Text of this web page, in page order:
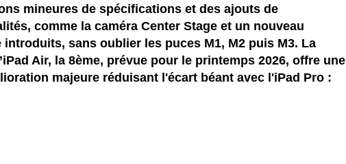
mineures de spécifications et des ajouts de
comme la caméra Center Stage et un nouveau
introduits, sans oublier les puces M1, M2 puis M3. La
Air, la 8ème, prévue pour le printemps 2026, offre une
majeure réduisant l'écart béant avec l'iPad Pro :